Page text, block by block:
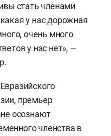
стать членами
у нас дорожная
очень много
у нас нет», —
премьер
осознают
членства в